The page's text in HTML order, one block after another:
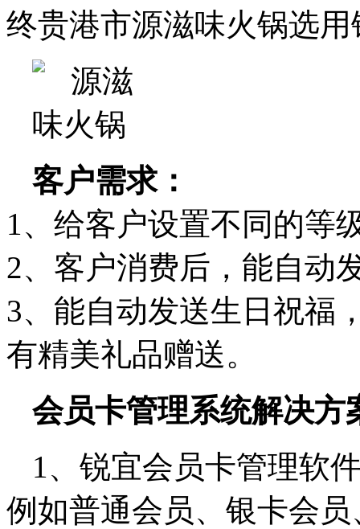
终贵港市源滋味火锅选
客户需求：
1、给客户设置不同的等
2、客户消费后，能自动
3、能自动发送生日祝福
有精美礼品赠送。
会员卡管理系统解决方
1、锐宜会员卡管理软
例如普通会员、银卡会